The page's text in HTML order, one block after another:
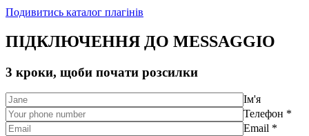
Подивитись каталог плагінів
ПІДКЛЮЧЕННЯ ДО MESSAGGIO
3 кроки, щоби почати розсилки
Ім'я
Телефон *
Email *